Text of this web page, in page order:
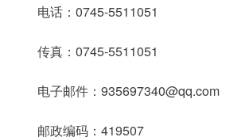
电话：0745-5511051
传真：0745-5511051
电子邮件：935697340@qq.com
邮政编码：419507